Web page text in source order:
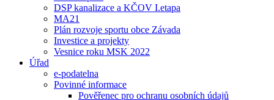
DSP kanalizace a KČOV I.etapa
MA21
Plán rozvoje sportu obce Závada
Investice a projekty
Vesnice roku MSK 2022
Úřad
e-podatelna
Povinné informace
Pověřenec pro ochranu osobních údajů